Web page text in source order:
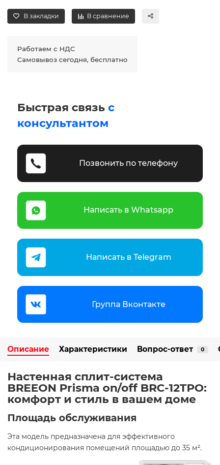
В закладки В сравнение
Работаем с НДС
Самовывоз сегодня, бесплатно
Быстрая связь с
консультантом
Позвонить по телефону
Написать в Whatsapp
Написать в Telegram
Группа Вконтакте
Описание Характеристики Вопрос-ответ 0
Настенная сплит-система
BREEON Prisma on/off BRC-12TPO:
комфорт и стиль в вашем доме
Площадь обслуживания
Эта модель предназначена для эффективного
кондиционирования помещений площадью до 35 м². ​